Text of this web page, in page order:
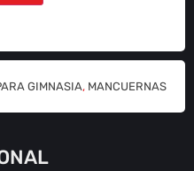
GIMNASIA, MANCUERNAS